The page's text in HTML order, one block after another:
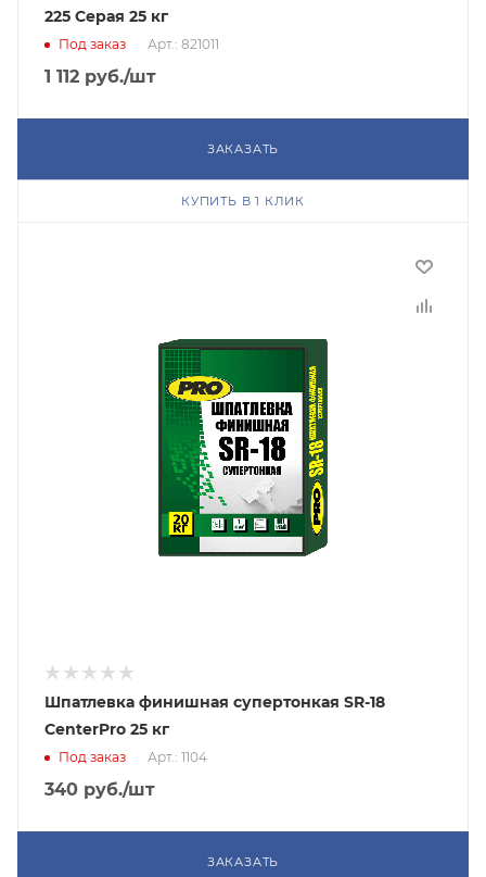
225 Серая 25 кг
Под заказ Арт.: 821011
1 112 руб./шт
ЗАКАЗАТЬ
КУПИТЬ В 1 КЛИК
Шпатлевка финишная супертонкая SR-18
CenterPro 25 кг
Под заказ Арт.: 1104
340 руб./шт
ЗАКАЗАТЬ